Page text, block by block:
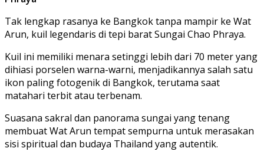
Tak lengkap rasanya ke Bangkok tanpa mampir ke Wat
Arun, kuil legendaris di tepi barat Sungai Chao Phraya.
Kuil ini memiliki menara setinggi lebih dari 70 meter yang
dihiasi porselen warna-warni, menjadikannya salah satu
ikon paling fotogenik di Bangkok, terutama saat
matahari terbit atau terbenam.
Suasana sakral dan panorama sungai yang tenang
membuat Wat Arun tempat sempurna untuk merasakan
sisi spiritual dan budaya Thailand yang autentik.